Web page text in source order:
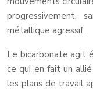
progressivement,
métallique agressif.
Le bicarbonate agit
ce qui en fait un
les plans de travail